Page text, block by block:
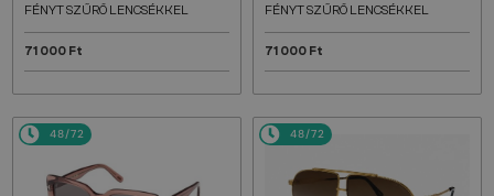
FÉNYT SZŰRŐ LENCSÉKKEL
71 000 Ft
FÉNYT SZŰRŐ LENCSÉKKEL
71 000 Ft
48/72 48/72